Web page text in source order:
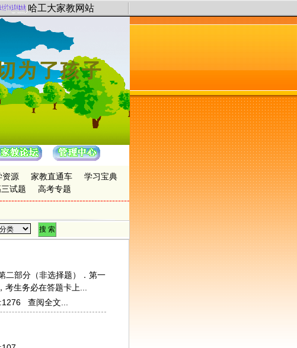
”为服务宗旨，精选哈工大教员，提供 哈尔滨英语家教， 哈尔滨数学家教， 哈尔
哈工大家教网站
资源 家教直通车
学习宝典
试题 高考专题
二部分（非选择题）．第一
生务必在答题卡上...
查阅全文...